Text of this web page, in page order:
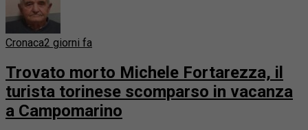
Cronaca2 giorni fa
Trovato morto Michele Fortarezza, il
turista torinese scomparso in vacanza
a Campomarino